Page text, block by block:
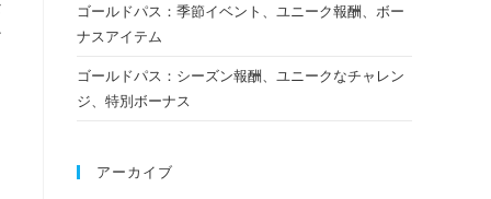
ゴールドパス：季節イベント、ユニーク報酬、ボー
ナスアイテム
ゴールドパス：シーズン報酬、ユニークなチャレン
ジ、特別ボーナス
アーカイブ